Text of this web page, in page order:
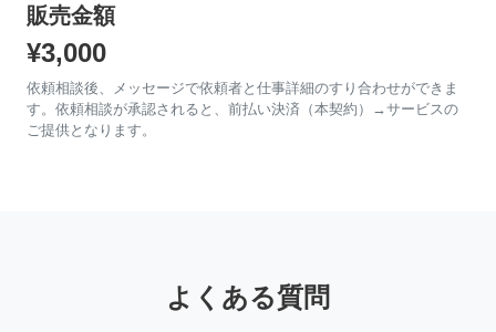
販売金額
¥3,000
依頼相談後、メッセージで依頼者と仕事詳細のすり合わせができま
す。依頼相談が承認されると、前払い決済（本契約）→サービスの
ご提供となります。
よくある質問